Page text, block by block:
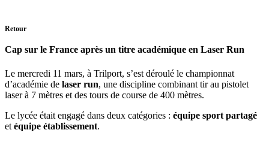
Retour
Cap sur le France après un titre académique en Laser Run
Le mercredi 11 mars, à Trilport, s’est déroulé le championnat
d’académie de laser run, une discipline combinant tir au pistolet
laser à 7 mètres et des tours de course de 400 mètres.
Le lycée était engagé dans deux catégories : équipe sport partagé
et équipe établissement.